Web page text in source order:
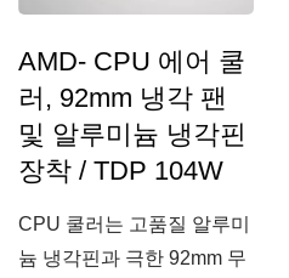
AMD- CPU 에어 쿨
러, 92mm 냉각 팬
및 알루미늄 냉각핀
장착 / TDP 104W
CPU 쿨러는 고품질 알루미
늄 냉각핀과 극한 92mm 무